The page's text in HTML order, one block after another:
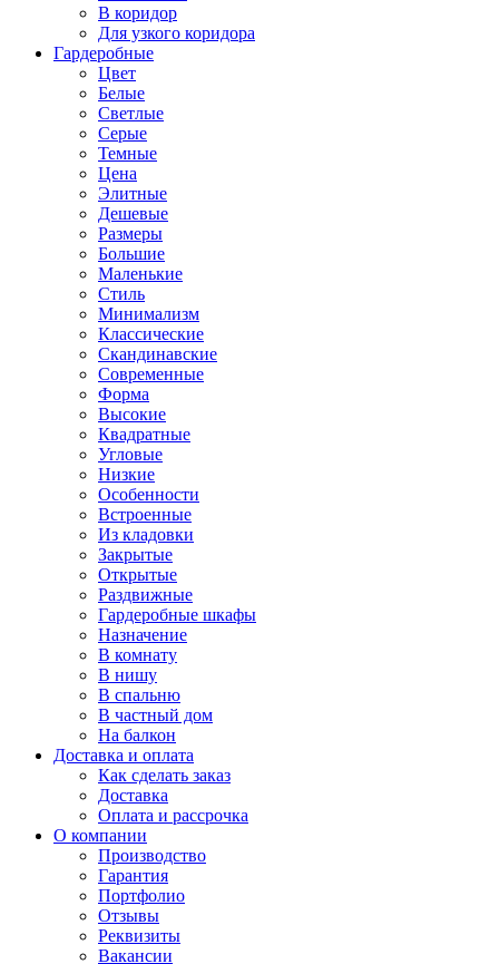
В коридор
Для узкого коридора
Гардеробные
Цвет
Белые
Светлые
Серые
Темные
Цена
Элитные
Дешевые
Размеры
Большие
Маленькие
Стиль
Минимализм
Классические
Скандинавские
Современные
Форма
Высокие
Квадратные
Угловые
Низкие
Особенности
Встроенные
Из кладовки
Закрытые
Открытые
Раздвижные
Гардеробные шкафы
Назначение
В комнату
В нишу
В спальню
В частный дом
На балкон
Доставка и оплата
Как сделать заказ
Доставка
Оплата и рассрочка
О компании
Производство
Гарантия
Портфолио
Отзывы
Реквизиты
Вакансии